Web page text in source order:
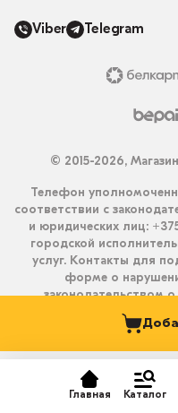
Главная Каталог
Viber Telegram
© 2015-2026,
Телефон
соответствии с
и юридических лиц:
городской
услуг. Контакты для
форме о
законодательством
получения ответа